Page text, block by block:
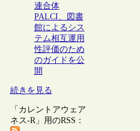
連合体
PALCI、図書
館によるシス
テム相互運用
性評価のため
のガイドを公
開
続きを見る
「カレントアウェア
ネス-R」用のRSS：